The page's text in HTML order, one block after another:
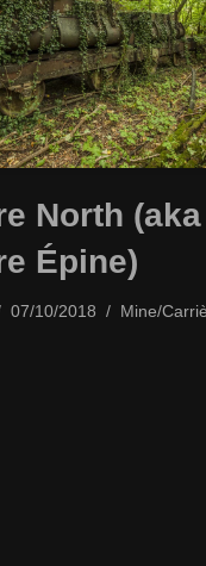
North (aka
Épine)
07/10/2018 Mine/